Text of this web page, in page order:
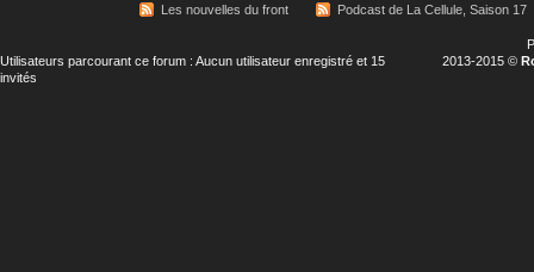
Les nouvelles du front Podcast de La Cellule, Saison 17
Utilisateurs parcourant ce forum : Aucun utilisateur enregistré et 15
invités
2013-2015 ©